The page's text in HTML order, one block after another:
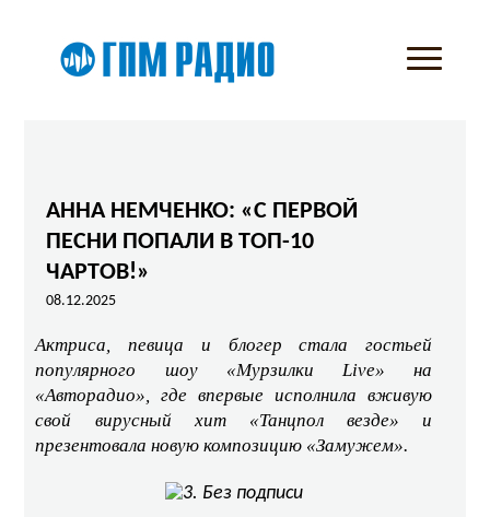
АННА НЕМЧЕНКО: «С ПЕРВОЙ
ПЕСНИ ПОПАЛИ В ТОП-10
ЧАРТОВ!»
08.12.2025
Актриса, певица и блогер стала гостьей
популярного шоу «Мурзилки Live» на
«Авторадио», где впервые исполнила вживую
свой вирусный хит «Танцпол везде» и
презентовала новую композицию «Замужем».